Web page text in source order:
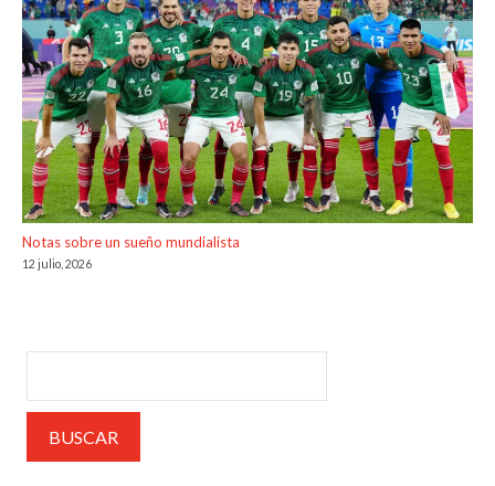
Notas sobre un sueño mundialista
12 julio, 2026